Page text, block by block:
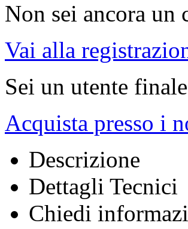
Non sei ancora un
Vai alla
Sei un utente finale
Acquista presso i
Descrizione
Dettagli Tecnici
Chiedi